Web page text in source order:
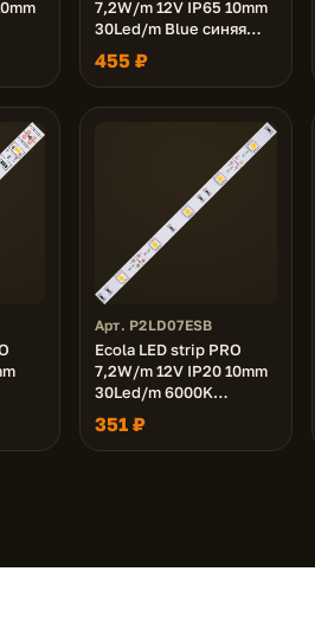
на
7,2W/m 12V IP65 10mm
30Led/m Blue синяя
светодиодная лента на
катушке 5м.
455 ₽
на
Арт. P2LD07ESB
Ecola LED strip PRO
7,2W/m 12V IP20 10mm
30Led/m 6000K
18Lm/LED 540Lm/m
светодиодная лента на
катушке 5м.
351 ₽